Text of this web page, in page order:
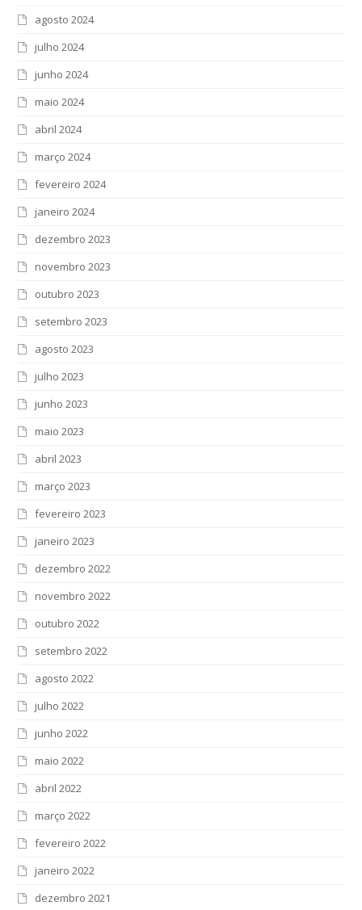
agosto 2024
julho 2024
junho 2024
maio 2024
abril 2024
março 2024
fevereiro 2024
janeiro 2024
dezembro 2023
novembro 2023
outubro 2023
setembro 2023
agosto 2023
julho 2023
junho 2023
maio 2023
abril 2023
março 2023
fevereiro 2023
janeiro 2023
dezembro 2022
novembro 2022
outubro 2022
setembro 2022
agosto 2022
julho 2022
junho 2022
maio 2022
abril 2022
março 2022
fevereiro 2022
janeiro 2022
dezembro 2021